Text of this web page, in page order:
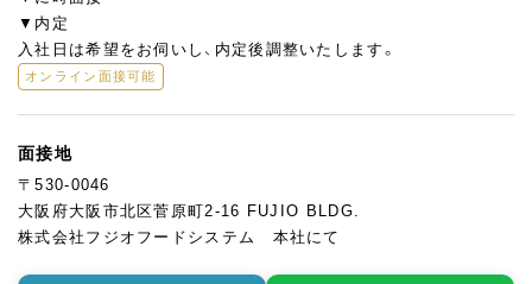
▼内定
入社日は希望をお伺いし、内定後調整いたします。
オンライン面接可能
面接地
〒530-0046
大阪府大阪市北区菅原町2-16 FUJIO BLDG.
株式会社フジオフードシステム 本社にて